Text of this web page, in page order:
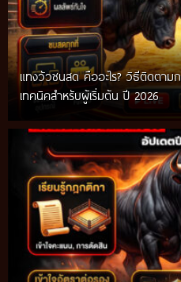
แทงวัวชนสด คืออะไร? วิธีติดตาม
เทคนิคสำหรับผู้เริ่มต้น ปี 2026